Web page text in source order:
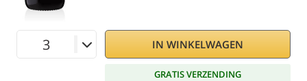
IN WINKELWAGEN
GRATIS VERZENDING